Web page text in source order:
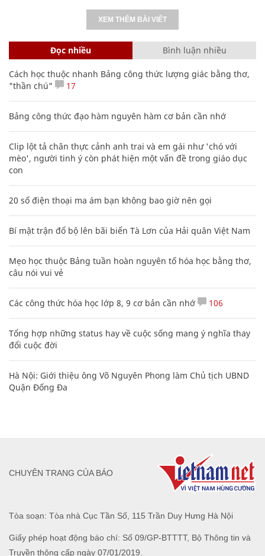
XEM THÊM BÀI VIẾT
Đọc nhiều Bình luận nhiều
Cách học thuộc nhanh Bảng công thức lượng giác bằng thơ,
"thần chú"
17
Bảng công thức đạo hàm nguyên hàm cơ bản cần nhớ
Clip lột tả chân thực cảnh anh trai và em gái như 'chó với
mèo', người tinh ý còn phát hiện một vấn đề trong giáo dục
con
20 số điện thoại ma ám bạn không bao giờ nên gọi
Bí mật trận đổ bộ lên bãi biển Tà Lơn của Hải quân Việt Nam
Mẹo học thuộc Bảng tuần hoàn nguyên tố hóa học bằng thơ,
câu nói vui vẻ
Các công thức hóa học lớp 8, 9 cơ bản cần nhớ 106
Tổng hợp những status hay về cuộc sống mang ý nghĩa thay
đổi cuộc đời
Hà Nội: Giới thiệu ông Võ Nguyên Phong làm Chủ tịch UBND
Quận Đống Đa
Tòa soạn: Tòa nhà Cục Tần Số, 115 Trần Duy Hưng Hà Nội
Giấy phép hoạt động báo chí: Số 09/GP-BTTTT, Bộ Thông tin và
Truyền thông cấp ngày 07/01/2019.
CHUYÊN TRANG CỦA BÁO